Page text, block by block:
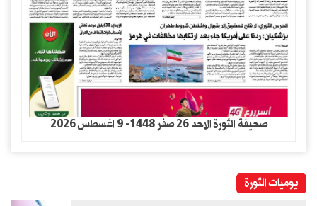
صحيفة الثورة الاحد 26 صفر 1448- 9 اغسطس 2026
يوميات الثورة